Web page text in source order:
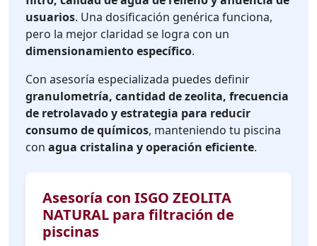
usuarios. Una dosificación genérica funciona,
pero la mejor claridad se logra con un
dimensionamiento específico.
Con asesoría especializada puedes definir
granulometría, cantidad de zeolita, frecuencia
de retrolavado y estrategia para reducir
consumo de químicos, manteniendo tu piscina
con agua cristalina y operación eficiente.
Asesoría con ISGO ZEOLITA
NATURAL para filtración de
piscinas